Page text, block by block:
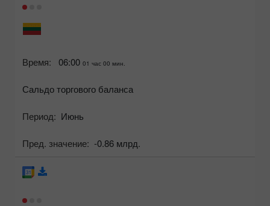
Время: 06:00 01 час 00 мин.
Сальдо торгового баланса
Период: Июнь
Пред. значение: -0.86 млрд.